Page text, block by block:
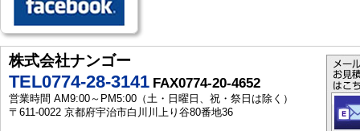
株式会社ナンゴー
TEL0774-28-3141 FAX0774-20-4652
営業時間 AM9:00～PM5:00（土・日曜日、祝・祭日は除く）
〒611-0022 京都府宇治市白川川上り谷80番地36